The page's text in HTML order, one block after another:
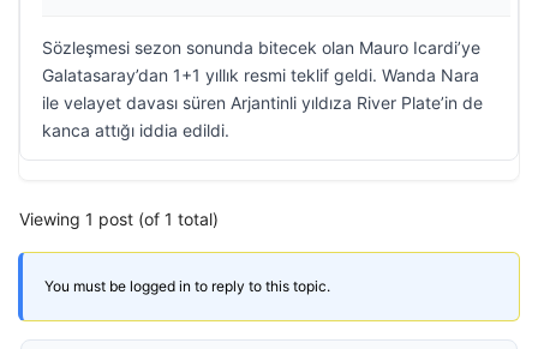
Sözleşmesi sezon sonunda bitecek olan Mauro Icardi’ye
Galatasaray’dan 1+1 yıllık resmi teklif geldi. Wanda Nara
ile velayet davası süren Arjantinli yıldıza River Plate’in de
kanca attığı iddia edildi.
Viewing 1 post (of 1 total)
You must be logged in to reply to this topic.